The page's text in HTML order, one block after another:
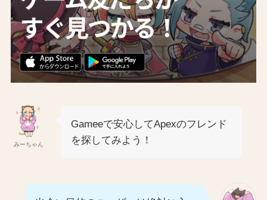
みーちゃん
Gameeで安心してApexのフレンド
を探してみよう！